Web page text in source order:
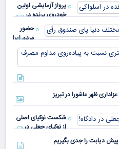
پرواز آزمایشی اولین
خودروی پرنده در
اسلواکی
حضور
مردم ایران
در
کشورهای
مختلف
دنیا پای
صندوق
عزاداری ظهر عاشورا در تبریز
شکست نوکیای اصلی
از نوکیای جعلی در
دادگاه!
پیش دیابت را جدی بگیریم